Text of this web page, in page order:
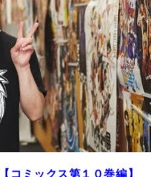
コミックス第１０巻編】